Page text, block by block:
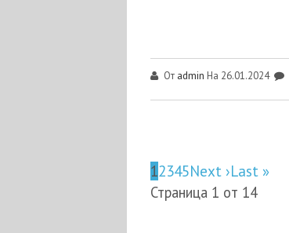
От admin На 26.01.2024
12345Next ›Last »
Страница 1 от 14